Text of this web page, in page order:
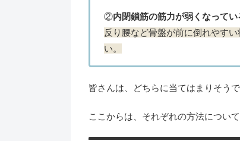
②内閉鎖筋の筋力が弱くなってい
反り腰など骨盤が前に倒れやす
い。
皆さんは、どちらに当てはまりそう
ここからは、それぞれの方法につい